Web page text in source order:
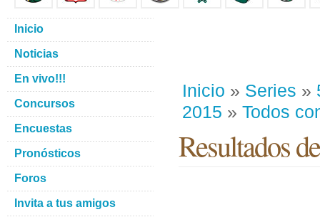
Inicio » Series »
2015 » Todos
Resultados
Inicio
Noticias
En vivo!!!
Concursos
Encuestas
Pronósticos
Foros
Invita a tus amigos